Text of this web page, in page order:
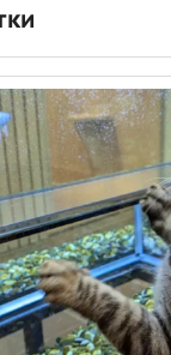
тщательно моются
предусмотрена
что снижает
У нас Вы не найдете
продуманные